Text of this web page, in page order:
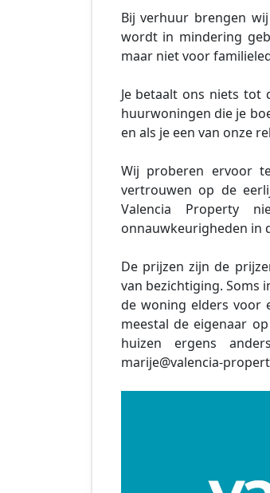
Bij verhuur brengen
wordt in mindering
maar niet voor
Je betaalt ons niets
huurwoningen die je
en als je een van onze
Wij proberen ervoor
vertrouwen op de
Valencia Property
onnauwkeurigheden in
De prijzen zijn de
van bezichtiging. Soms
de woning elders voor
meestal de eigenaar
huizen ergens
marije@valencia-